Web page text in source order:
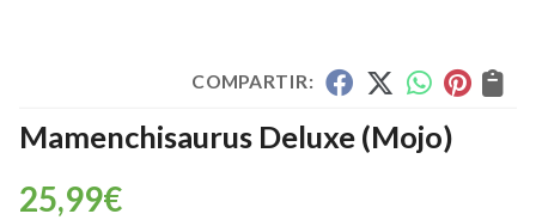
COMPARTIR:
Mamenchisaurus Deluxe (Mojo)
25,99€